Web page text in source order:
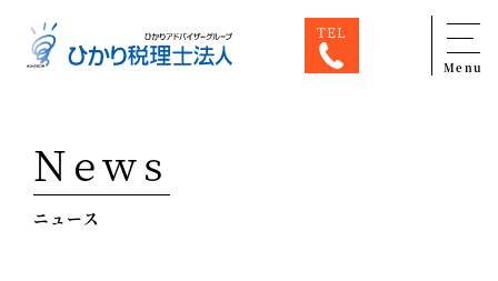
TEL
Menu
専門家一覧
ひかり税理士法人について
News
ニュース